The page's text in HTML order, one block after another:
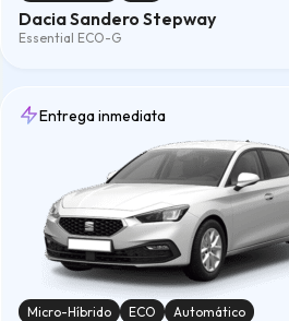
Dacia Sandero Stepway
Essential ECO-G
Entrega inmediata
Micro-Híbrido ECO Automático